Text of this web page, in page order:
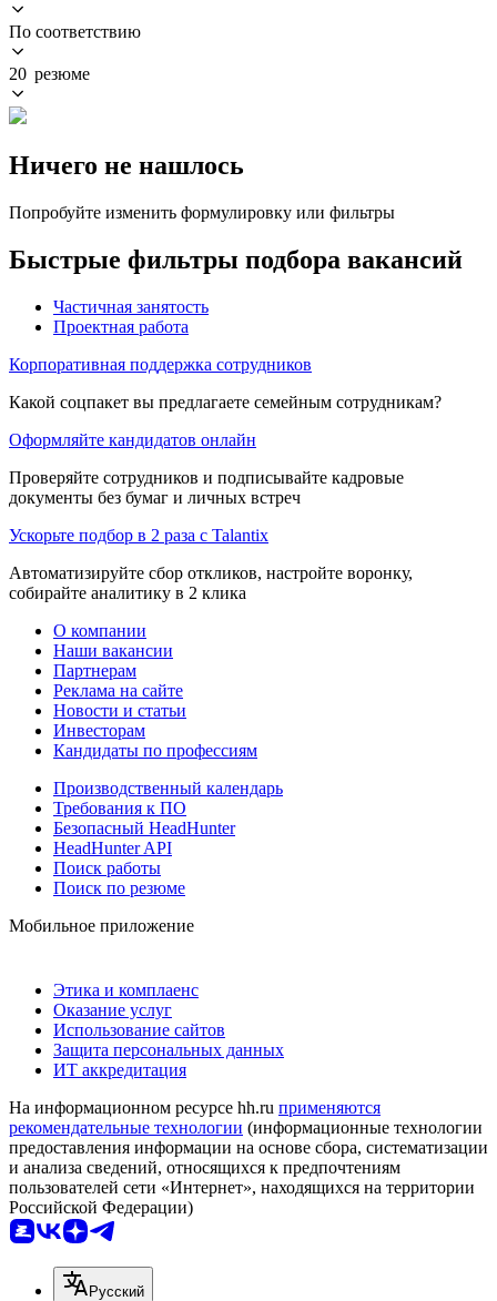
По соответствию
20 резюме
Ничего не нашлось
Попробуйте изменить формулировку или фильтры
Быстрые фильтры подбора вакансий
Частичная занятость
Проектная работа
Корпоративная поддержка сотрудников
Какой соцпакет вы предлагаете семейным сотрудникам?
Оформляйте кандидатов онлайн
Проверяйте сотрудников и подписывайте кадровые
документы без бумаг и личных встреч
Ускорьте подбор в 2 раза с Talantix
Автоматизируйте сбор откликов, настройте воронку,
собирайте аналитику в 2 клика
О компании
Наши вакансии
Партнерам
Реклама на сайте
Новости и статьи
Инвесторам
Кандидаты по профессиям
Производственный календарь
Требования к ПО
Безопасный HeadHunter
HeadHunter API
Поиск работы
Поиск по резюме
Мобильное приложение
Этика и комплаенс
Оказание услуг
Использование сайтов
Защита персональных данных
ИТ аккредитация
На информационном ресурсе hh.ru применяются
рекомендательные технологии (информационные технологии
предоставления информации на основе сбора, систематизации
и анализа сведений, относящихся к предпочтениям
пользователей сети «Интернет», находящихся на территории
Российской Федерации)
Русский